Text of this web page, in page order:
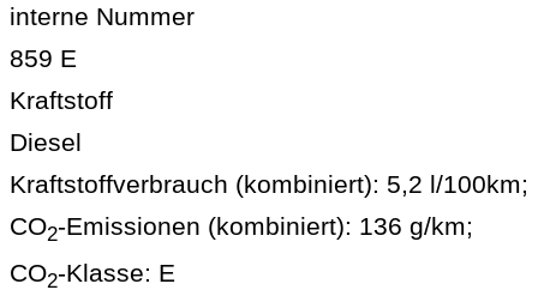
interne Nummer
859 E
Kraftstoff
Diesel
Kraftstoffverbrauch (kombiniert): 5,2 l/100km;
CO2-Emissionen (kombiniert): 136 g/km;
CO2-Klasse: E